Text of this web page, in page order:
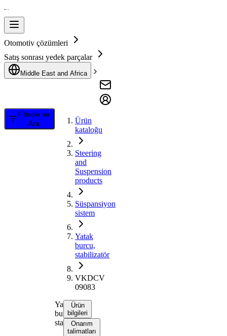
Otomotiv çözümleri
Satış sonrası yedek parçalar
Middle East and Africa
Filtrele ve
Ara
Ürün
kataloğu
Steering
and
Suspension
products
Süspansiyon
sistem
Yatak
burcu,
stabilizatör
VKDCV
09083
Yatak
burcu,
stabilizatör
Ürün
bilgileri
Onarım
talimatları